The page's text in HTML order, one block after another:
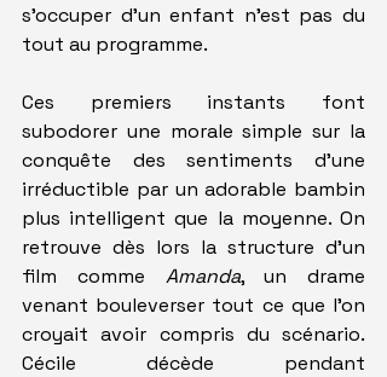
s'occuper d'un enfant n'est pas du
tout au programme.
Ces premiers instants font
subodorer une morale simple sur la
conquête des sentiments d'une
irréductible par un adorable bambin
plus intelligent que la moyenne. On
retrouve dès lors la structure d'un
film comme Amanda, un drame
venant bouleverser tout ce que l'on
croyait avoir compris du scénario.
Cécile décède pendant